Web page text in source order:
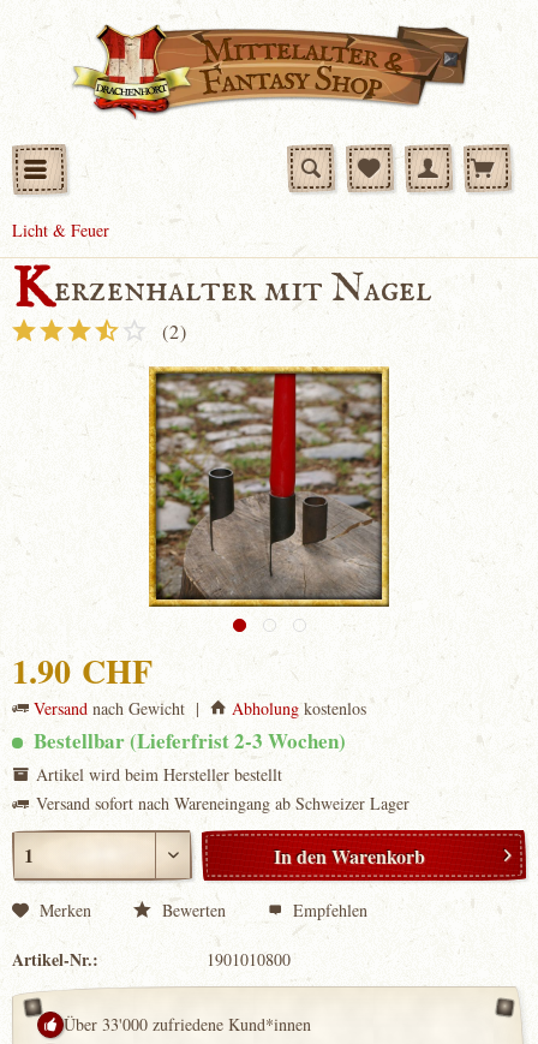
Licht & Feuer
Kerzenhalter mit Nagel
(2)
1.90 CHF
Versand nach Gewicht | Abholungkostenlos
Bestellbar (Lieferfrist 2-3 Wochen)
Artikel wird beim Hersteller bestellt
Versand sofort nach Wareneingang ab Schweizer Lager
In denWarenkorb
Merken Bewerten Empfehlen
Artikel-Nr.: 1901010800
Über 33'000 zufriedene Kund*innen